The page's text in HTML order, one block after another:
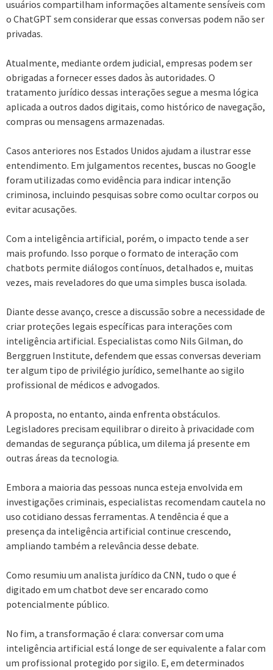
usuários compartilham informações altamente sensíveis com
o ChatGPT sem considerar que essas conversas podem não ser
privadas.
Atualmente, mediante ordem judicial, empresas podem ser
obrigadas a fornecer esses dados às autoridades. O
tratamento jurídico dessas interações segue a mesma lógica
aplicada a outros dados digitais, como histórico de navegação,
compras ou mensagens armazenadas.
Casos anteriores nos Estados Unidos ajudam a ilustrar esse
entendimento. Em julgamentos recentes, buscas no Google
foram utilizadas como evidência para indicar intenção
criminosa, incluindo pesquisas sobre como ocultar corpos ou
evitar acusações.
Com a inteligência artificial, porém, o impacto tende a ser
mais profundo. Isso porque o formato de interação com
chatbots permite diálogos contínuos, detalhados e, muitas
vezes, mais reveladores do que uma simples busca isolada.
Diante desse avanço, cresce a discussão sobre a necessidade de
criar proteções legais específicas para interações com
inteligência artificial. Especialistas como Nils Gilman, do
Berggruen Institute, defendem que essas conversas deveriam
ter algum tipo de privilégio jurídico, semelhante ao sigilo
profissional de médicos e advogados.
A proposta, no entanto, ainda enfrenta obstáculos.
Legisladores precisam equilibrar o direito à privacidade com
demandas de segurança pública, um dilema já presente em
outras áreas da tecnologia.
Embora a maioria das pessoas nunca esteja envolvida em
investigações criminais, especialistas recomendam cautela no
uso cotidiano dessas ferramentas. A tendência é que a
presença da inteligência artificial continue crescendo,
ampliando também a relevância desse debate.
Como resumiu um analista jurídico da CNN, tudo o que é
digitado em um chatbot deve ser encarado como
potencialmente público.
No fim, a transformação é clara: conversar com uma
inteligência artificial está longe de ser equivalente a falar com
um profissional protegido por sigilo. E, em determinados